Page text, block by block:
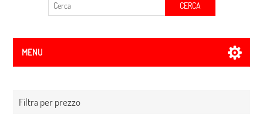
CERCA
MENU
Filtra per prezzo